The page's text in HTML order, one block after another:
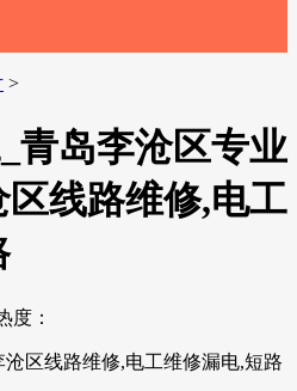
>
青岛李沧区专业
线路维修,电工
度：
区线路维修,电工维修漏电,短路